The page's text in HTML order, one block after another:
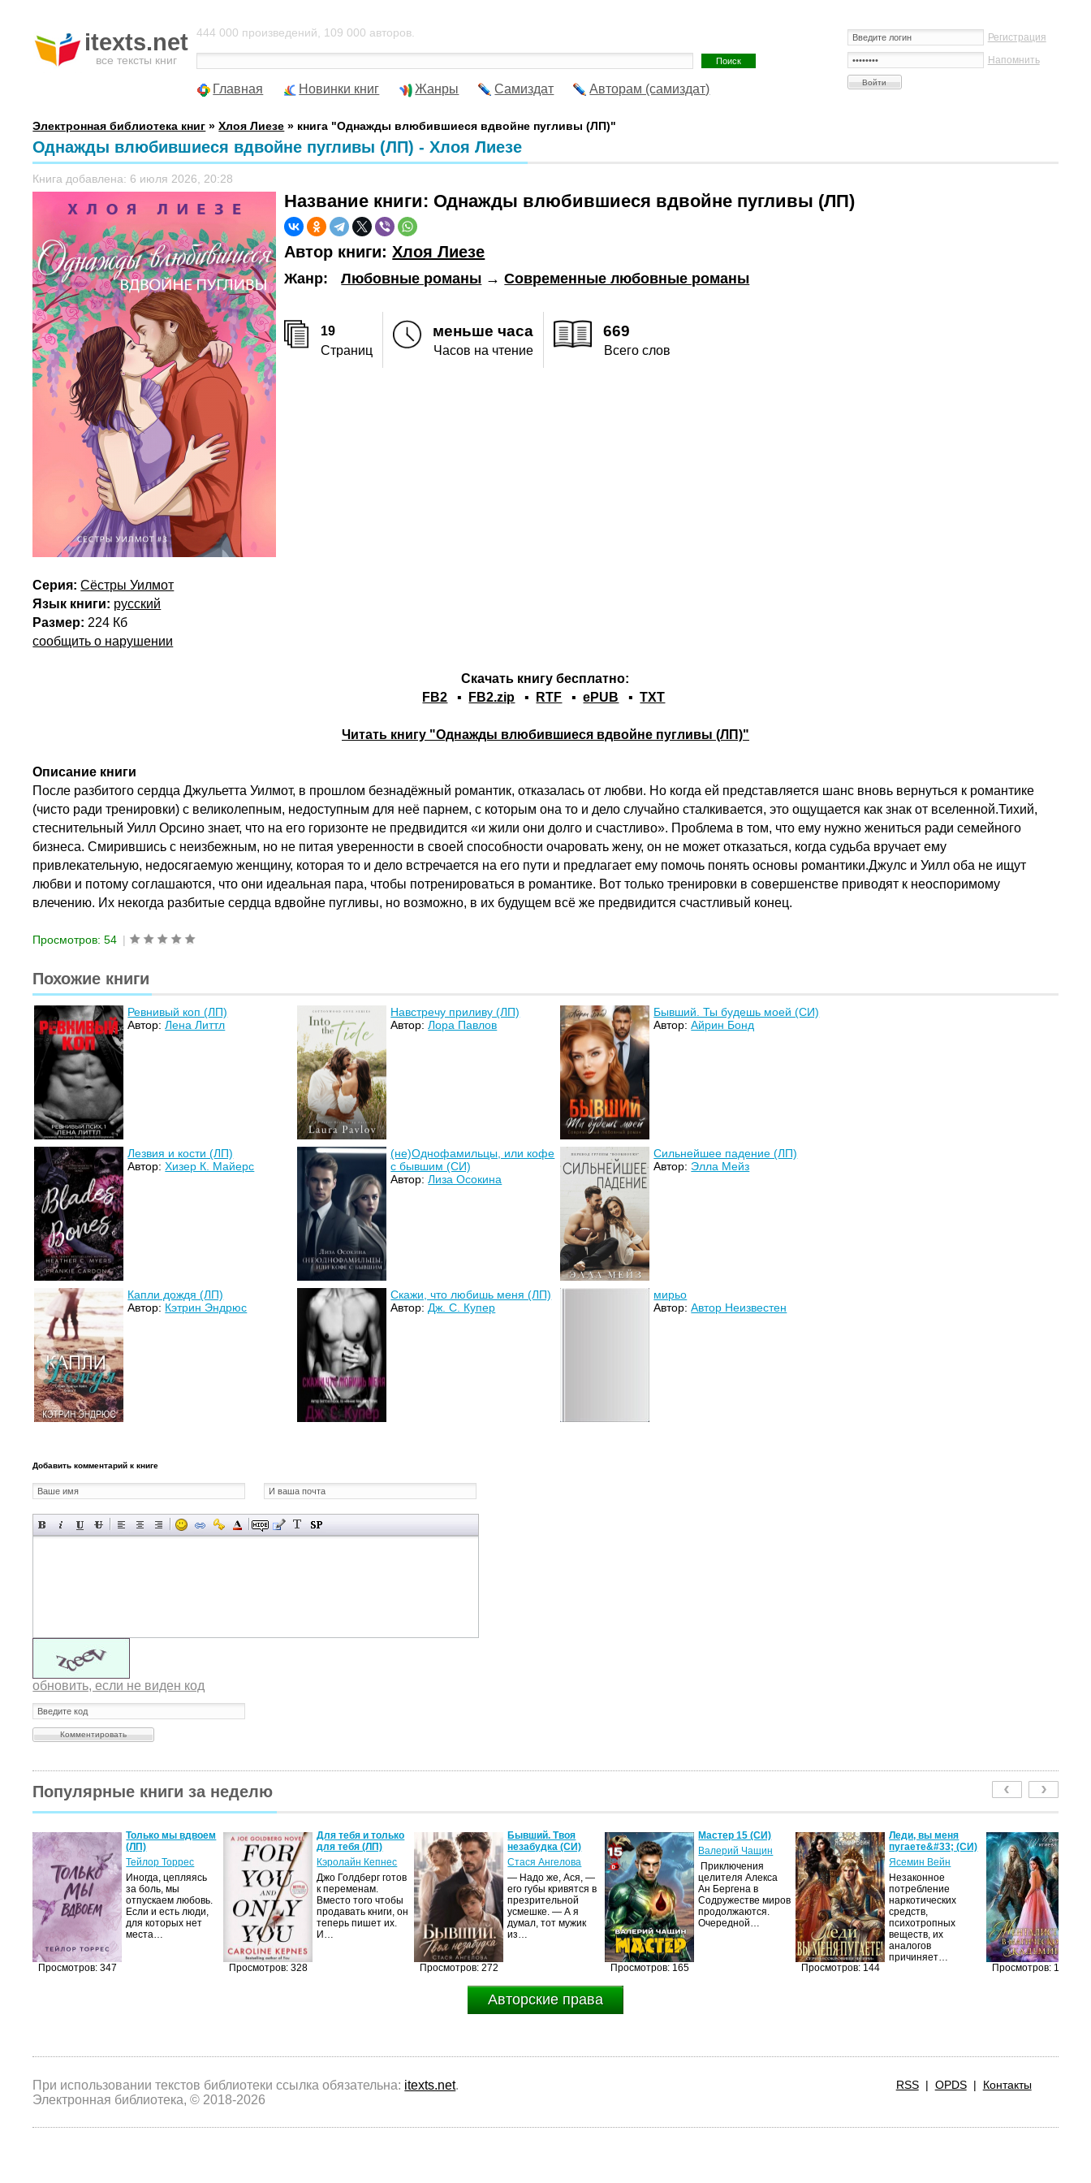
itexts.net
все тексты книг
Регистрация
Напомнить
444 000 произведений, 109 000 авторов.
Главная Новинки книг Жанры Самиздат Авторам (самиздат)
Электронная библиотека книг »Хлоя Лиезе » книга "Однажды влюбившиеся вдвойне пугливы (ЛП)"
Однажды влюбившиеся вдвойне пугливы (ЛП) - Хлоя Лиезе
Книга добавлена: 6 июля 2026, 20:28
Название книги: Однажды влюбившиеся вдвойне пугливы (ЛП)
Автор книги:Хлоя Лиезе
Жанр: Любовные романы →Современные любовные романы
19
Страниц
меньше часа
Часов на чтение
669
Всего слов
Серия: Сёстры Уилмот
Язык книги: русский
Размер: 224 Кб
сообщить о нарушении
Скачать книгу бесплатно:
FB2 ▪ FB2.zip ▪ RTF ▪ePUB ▪TXT
Читать книгу "Однажды влюбившиеся вдвойне пугливы (ЛП)"
Описание книги
После разбитого сердца Джульетта Уилмот, в прошлом безнадёжный романтик, отказалась от любви. Но когда ей представляется шанс вновь вернуться к романтике
(чисто ради тренировки) с великолепным, недоступным для неё парнем, с которым она то и дело случайно сталкивается, это ощущается как знак от вселенной.Тихий,
стеснительный Уилл Орсино знает, что на его горизонте не предвидится «и жили они долго и счастливо». Проблема в том, что ему нужно жениться ради семейного
бизнеса. Смирившись с неизбежным, но не питая уверенности в своей способности очаровать жену, он не может отказаться, когда судьба вручает ему
привлекательную, недосягаемую женщину, которая то и дело встречается на его пути и предлагает ему помочь понять основы романтики.Джулс и Уилл оба не ищут
любви и потому соглашаются, что они идеальная пара, чтобы потренироваться в романтике. Вот только тренировки в совершенстве приводят к неоспоримому
влечению. Их некогда разбитые сердца вдвойне пугливы, но возможно, в их будущем всё же предвидится счастливый конец.
Просмотров: 54 |
Похожие книги
Ревнивый коп (ЛП)
Автор:Лена Литтл
Навстречу приливу (ЛП)
Автор:Лора Павлов
Бывший. Ты будешь моей (СИ)
Автор:Айрин Бонд
Лезвия и кости (ЛП)
Автор:Хизер К. Майерс
(не)Однофамильцы, или кофе
с бывшим (СИ)
Автор:Лиза Осокина
Сильнейшее падение (ЛП)
Автор: Элла Мейз
Капли дождя (ЛП)
Автор: Кэтрин Эндрюс
Скажи, что любишь меня (ЛП)
Автор: Дж. С. Купер
мирьо
Автор:Автор Неизвестен
Добавить комментарий к книге
обновить, если не виден код
Популярные книги за неделю
Просмотров: 347
Только мы вдвоем
(ЛП)
Тейлор Торрес
Иногда, цепляясь
за боль, мы
отпускаем любовь.
Если и есть люди,
для которых нет
места…
Просмотров: 328
Для тебя и только
для тебя (ЛП)
Кэролайн Кепнес
Джо Голдберг готов
к переменам.
Вместо того чтобы
продавать книги, он
теперь пишет их.
И…
Просмотров: 272
Бывший. Твоя
незабудка (СИ)
Стася Ангелова
— Надо же, Ася, —
его губы кривятся в
презрительной
усмешке. — А я
думал, тот мужик
из…
Просмотров: 165
Мастер 15 (СИ)
Валерий Чащин
Приключения
целителя Алекса
Ан Бергена в
Содружестве миров
продолжаются.
Очередной…
Просмотров: 144
Леди, вы меня
пугаете&#33; (СИ)
Ясемин Вейн
Незаконное
потребление
наркотических
средств,
психотропных
веществ, их
аналогов
причиняет…
Просмотров: 139
Авторские права
При использовании текстов библиотеки ссылка обязательна: itexts.net.
Электронная библиотека, © 2018-2026
RSS| OPDS| Контакты